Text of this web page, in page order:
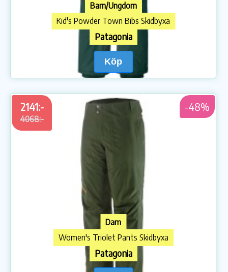
Barn/Ungdom
Kid's Powder Town Bibs Skidbyxa
Patagonia
Köp
2141:-
4068:-
-48%
Dam
Women's Triolet Pants Skidbyxa
Patagonia